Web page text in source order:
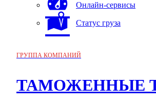
Онлайн-сервисы
Статус груза
ГРУППА КОМПАНИЙ
ТАМОЖЕННЫЕ